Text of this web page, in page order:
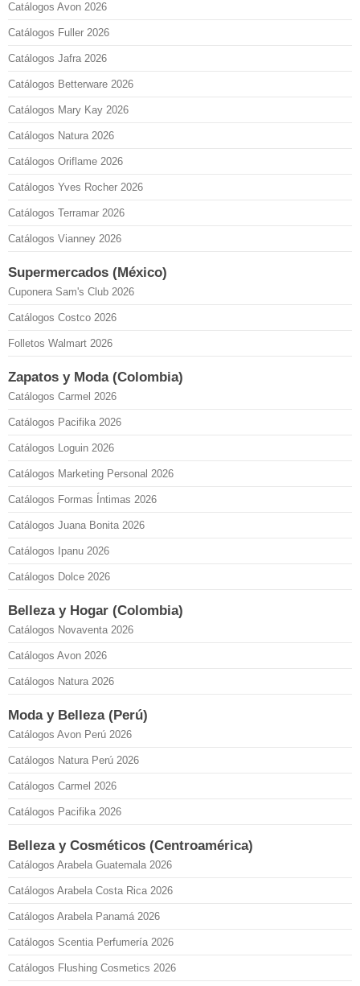
Catálogos Avon 2026
Catálogos Fuller 2026
Catálogos Jafra 2026
Catálogos Betterware 2026
Catálogos Mary Kay 2026
Catálogos Natura 2026
Catálogos Oriflame 2026
Catálogos Yves Rocher 2026
Catálogos Terramar 2026
Catálogos Vianney 2026
Supermercados (México)
Cuponera Sam's Club 2026
Catálogos Costco 2026
Folletos Walmart 2026
Zapatos y Moda (Colombia)
Catálogos Carmel 2026
Catálogos Pacifika 2026
Catálogos Loguin 2026
Catálogos Marketing Personal 2026
Catálogos Formas Íntimas 2026
Catálogos Juana Bonita 2026
Catálogos Ipanu 2026
Catálogos Dolce 2026
Belleza y Hogar (Colombia)
Catálogos Novaventa 2026
Catálogos Avon 2026
Catálogos Natura 2026
Moda y Belleza (Perú)
Catálogos Avon Perú 2026
Catálogos Natura Perú 2026
Catálogos Carmel 2026
Catálogos Pacifika 2026
Belleza y Cosméticos (Centroamérica)
Catálogos Arabela Guatemala 2026
Catálogos Arabela Costa Rica 2026
Catálogos Arabela Panamá 2026
Catálogos Scentia Perfumería 2026
Catálogos Flushing Cosmetics 2026